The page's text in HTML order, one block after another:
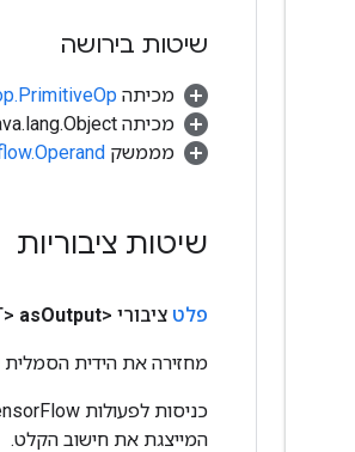
שיטות בירושה
מכיתה
מכיתה java.lang.Object
מממשק
שיטות ציבוריות
פלט ציבורי <T> asOutput
מחזירה את הידית הסמלית
המייצגת את חישוב הקלט.